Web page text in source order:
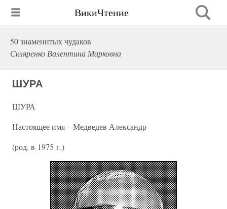
ВикиЧтение
50 знаменитых чудаков
Скляренко Валентина Марковна
ШУРА
ШУРА
Настоящее имя – Медведев Александр
(род. в 1975 г.)